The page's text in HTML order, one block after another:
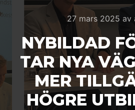
27 mars 2025 av
NYBILDAD
TAR NYA
MER
HÖGRE